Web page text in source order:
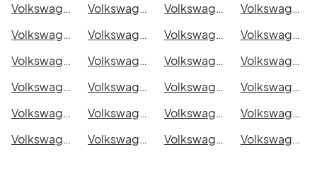
Volkswagen Caddy Combi i Kristianstad
Volkswagen Caddy Combi i Sundsvall Volkswagen Caddy Combi i Umeå
Volkswagen Caddy Combi i Varberg
Volkswagen Caddy Combi i Borås
Volkswagen Caddy Combi i Falkenberg Volkswagen Caddy Combi i Gävle
Volkswagen Caddy Combi i Luleå
Volkswagen Caddy Combi i Lund
Volkswagen Caddy Combi i Mönsterås Volkswagen Caddy Combi i Uddevalla
Volkswagen Caddy Combi i Västervik
Volkswagen Caddy Combi i Ystad
Volkswagen Caddy Combi i Östersund Volkswagen Caddy Combi i Borlänge
Volkswagen Caddy Combi i Kiruna
Volkswagen Caddy Combi i Nyköping
Volkswagen Caddy Combi i Oskarshamn Volkswagen Caddy Combi i Sigtuna
Volkswagen Caddy Combi i Skellefteå
Volkswagen Caddy Combi i Skövde
Volkswagen Caddy Combi i Trollhättan Volkswagen Caddy Combi i Alingsås Volkswagen Caddy Combi i Båstad